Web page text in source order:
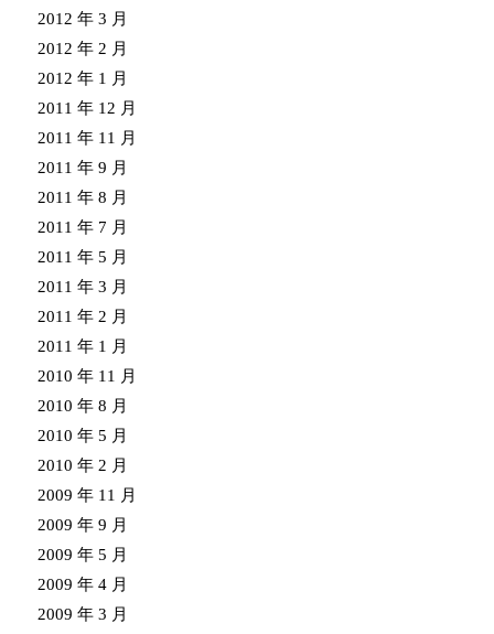
2012 年 3 月
2012 年 2 月
2012 年 1 月
2011 年 12 月
2011 年 11 月
2011 年 9 月
2011 年 8 月
2011 年 7 月
2011 年 5 月
2011 年 3 月
2011 年 2 月
2011 年 1 月
2010 年 11 月
2010 年 8 月
2010 年 5 月
2010 年 2 月
2009 年 11 月
2009 年 9 月
2009 年 5 月
2009 年 4 月
2009 年 3 月